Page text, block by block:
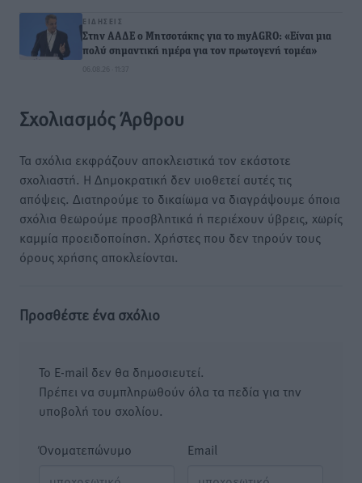
ΕΙΔΉΣΕΙΣ
Στην ΑΑΔΕ ο Μητσοτάκης για το myAGRO: «Είναι μια
πολύ σημαντική ημέρα για τον πρωτογενή τομέα»
06.08.26 · 11:37
Σχολιασμός Άρθρου
Τα σχόλια εκφράζουν αποκλειστικά τον εκάστοτε
σχολιαστή. Η Δημοκρατική δεν υιοθετεί αυτές τις
απόψεις. Διατηρούμε το δικαίωμα να διαγράψουμε όποια
σχόλια θεωρούμε προσβλητικά ή περιέχουν ύβρεις, χωρίς
καμμία προειδοποίηση. Χρήστες που δεν τηρούν τους
όρους χρήσης αποκλείονται.
Προσθέστε ένα σχόλιο
Το E-mail δεν θα δημοσιευτεί.
Πρέπει να συμπληρωθούν όλα τα πεδία για την
υποβολή του σχολίου.
Όνοματεπώνυμο Email